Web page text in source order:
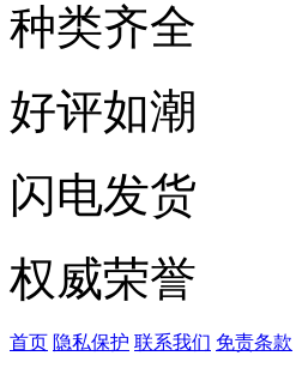
种类齐全
好评如潮
闪电发货
权威荣誉
首页 隐私保护 联系我们 免责条款